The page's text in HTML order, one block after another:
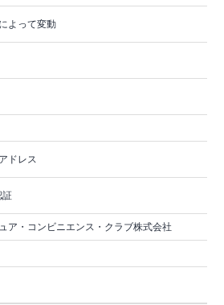
よって変動
ドレス
証
ア・コンビニエンス・クラブ株式会社